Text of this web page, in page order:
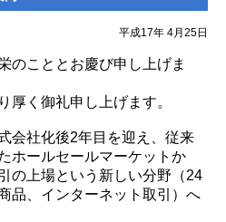
平成17年 4月25日
こととお慶び申し上げま
厚く御礼申し上げます。
会社化後2年目を迎え、従来
ホールセールマーケットか
の上場という新しい分野（24
品、インターネット取引）へ